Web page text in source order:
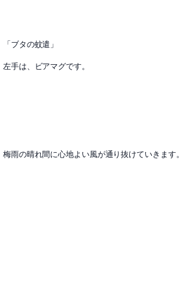
「ブタの蚊遣」
左手は、ビアマグです。
梅雨の晴れ間に心地よい風が通り抜けていきます。